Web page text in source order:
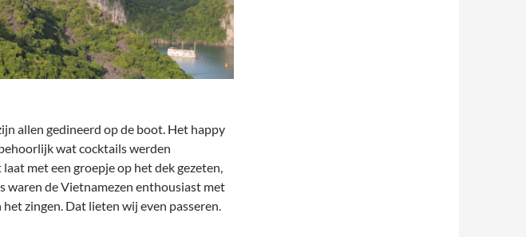
allen gedineerd op de boot. Het happy
wat cocktails werden
met een groepje op het dek gezeten,
waren de Vietnamezen enthousiast met
zingen. Dat lieten wij even passeren.